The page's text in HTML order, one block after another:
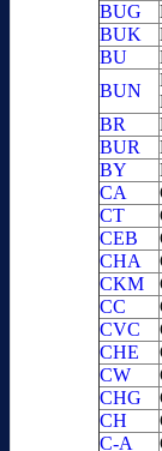
BUG
BUK
BU
BUN
BR
BUR
BY
CA
CT
CEB
CHA
CKM
CC
CVC
CHE
CW
CHG
CH
C-A